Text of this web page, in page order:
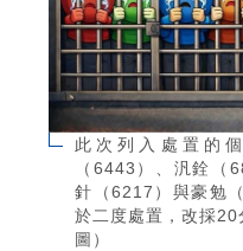
此次列入處置的
（6443）、汎銓（
針（6217）與豪勉
於二度處置，改採
圖）